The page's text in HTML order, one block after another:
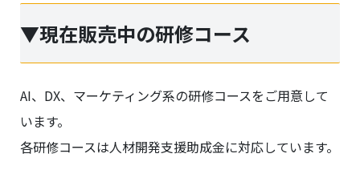
▼現在販売中の研修コース
AI、DX、マーケティング系の研修コースをご用意して
います。
各研修コースは人材開発支援助成金に対応しています。